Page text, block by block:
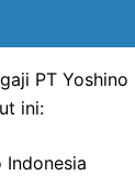
PT Yoshino
ini:
Indonesia